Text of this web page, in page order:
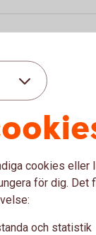
Du kan
cookies eller
för dig. Det
och statistik